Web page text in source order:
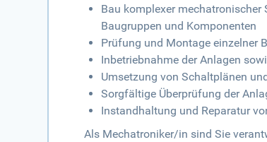
Bau komplexer mechatronischer
Baugruppen und Komponenten
Prüfung und Montage einzelner
Inbetriebnahme der Anlagen
Umsetzung von Schaltplänen
Sorgfältige Überprüfung der
Instandhaltung und Reparatur
Als Mechatroniker/in sind Sie